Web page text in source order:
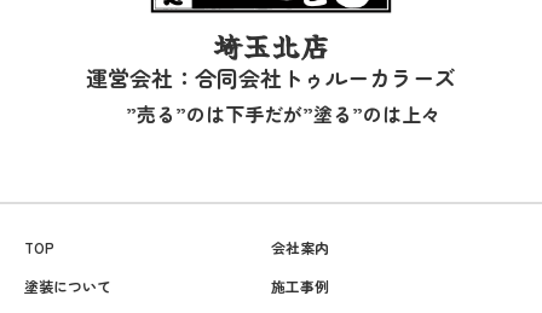
埼玉北店
運営会社：合同会社トゥルーカラーズ
”売る”のは下手だが”塗る”のは上々
TOP
会社案内
塗装について
施工事例